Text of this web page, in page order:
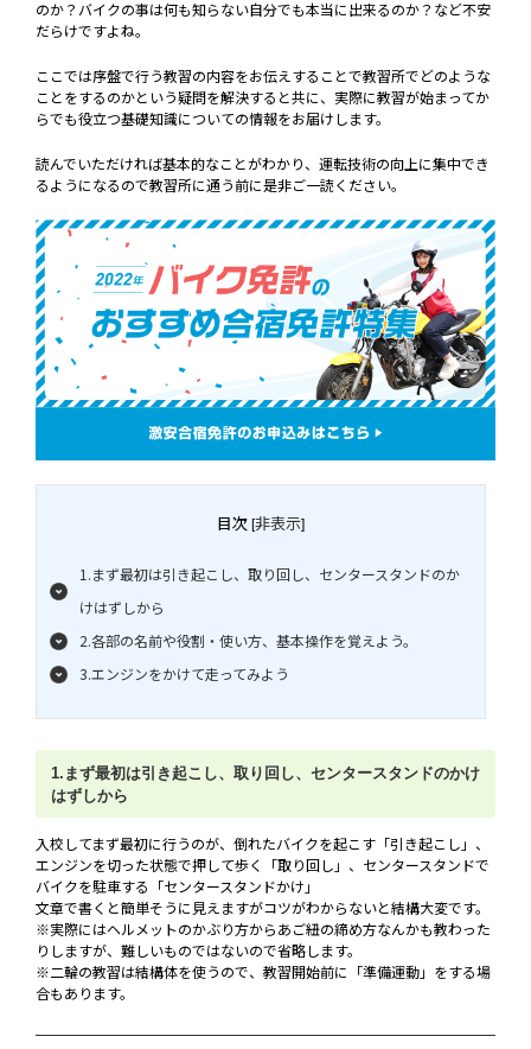
のか？バイクの事は何も知らない自分でも本当に出来るのか？など不安
だらけですよね。
ここでは序盤で行う教習の内容をお伝えすることで教習所でどのような
ことをするのかという疑問を解決すると共に、実際に教習が始まってか
らでも役立つ基礎知識についての情報をお届けします。
読んでいただければ基本的なことがわかり、運転技術の向上に集中でき
るようになるので教習所に通う前に是非ご一読ください。
目次 [非表示]
1.まず最初は引き起こし、取り回し、センタースタンドのか
けはずしから
2.各部の名前や役割・使い方、基本操作を覚えよう。
3.エンジンをかけて走ってみよう
1.まず最初は引き起こし、取り回し、センタースタンドのかけ
はずしから
入校してまず最初に行うのが、倒れたバイクを起こす「引き起こし」、
エンジンを切った状態で押して歩く「取り回し」、センタースタンドで
バイクを駐車する「センタースタンドかけ」
文章で書くと簡単そうに見えますがコツがわからないと結構大変です。
※実際にはヘルメットのかぶり方からあご紐の締め方なんかも教わった
りしますが、難しいものではないので省略します。
※二輪の教習は結構体を使うので、教習開始前に「準備運動」をする場
合もあります。